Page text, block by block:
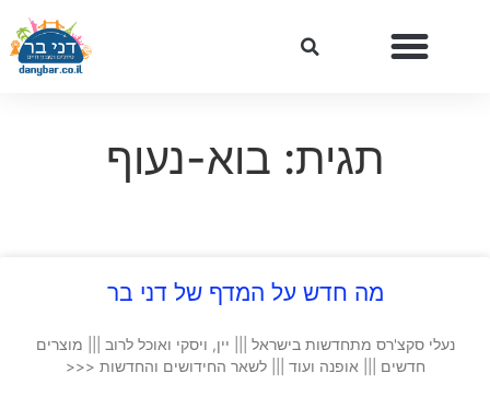
תגית: בוא-נעוף
מה חדש על המדף של דני בר
נעלי סקצ'רס מתחדשות בישראל ||| יין, ויסקי ואוכל לרוב ||| מוצרים
חדשים ||| אופנה ועוד ||| לשאר החידושים והחדשות <<<